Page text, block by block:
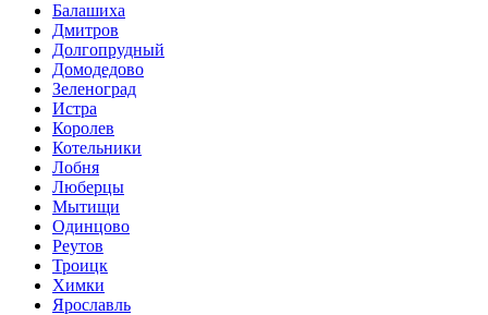
Балашиха
Дмитров
Долгопрудный
Домодедово
Зеленоград
Истра
Королев
Котельники
Лобня
Люберцы
Мытищи
Одинцово
Реутов
Троицк
Химки
Ярославль